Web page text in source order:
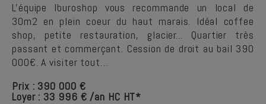
L'équipe Iburoshop vous recommande un local de
30m2 en plein coeur du haut marais. Idéal coffee
shop, petite restauration, glacier... Quartier très
passant et commerçant. Cession de droit au bail 390
000€. A visiter tout…
Prix : 390 000 €
Loyer : 33 996 € /an HC HT*